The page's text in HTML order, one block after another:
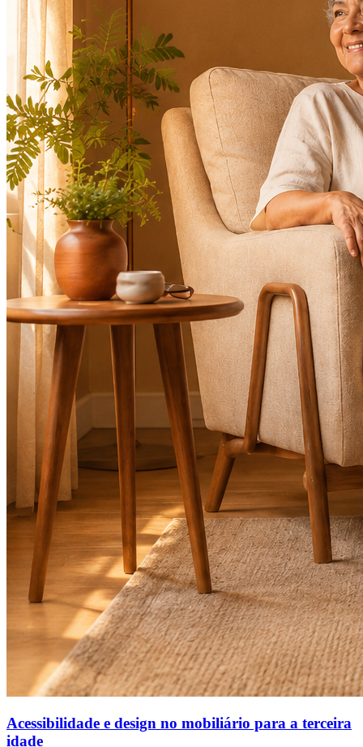
Acessibilidade e design no mobiliário para a terceira
idade